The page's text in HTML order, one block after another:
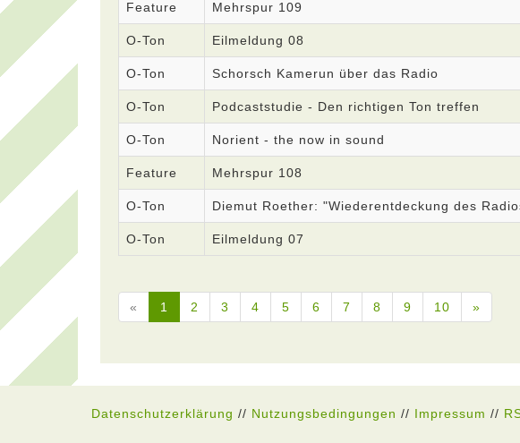
Feature Mehrspur 109
O-Ton Eilmeldung 08
O-Ton Schorsch Kamerun über das Radio
O-Ton Podcaststudie - Den richtigen Ton treffen
O-Ton Norient - the now in sound
Feature Mehrspur 108
O-Ton Diemut Roether: "Wiederentdeckung des
O-Ton Eilmeldung 07
« 1 2 3 4 5 6 7 8 9 10 »
Datenschutzerklärung // Nutzungsbedingungen // Impressum //